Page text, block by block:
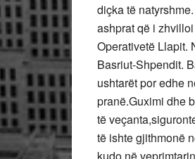
diçka të
ashprat që i
Operativetë Llapit.
Basriut-Shpendit.
ushtarët por edhe
pranë.Guximi dhe
të
të ishte gjithmonë